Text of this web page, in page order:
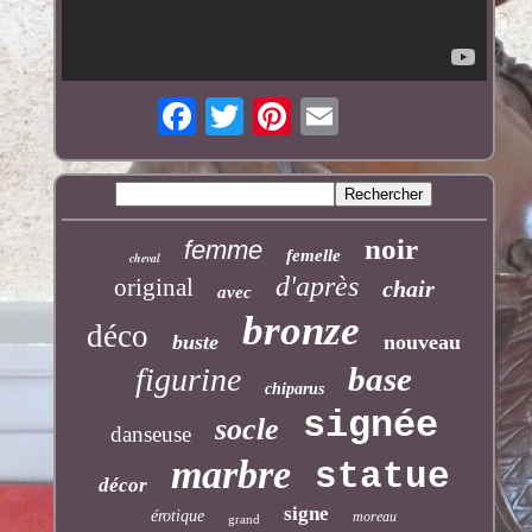
cheval femme femelle noir
original avec d'après chair
déco buste bronze nouveau
figurine chiparus base
danseuse socle signée
décor marbre statue
érotique grand signe moreau